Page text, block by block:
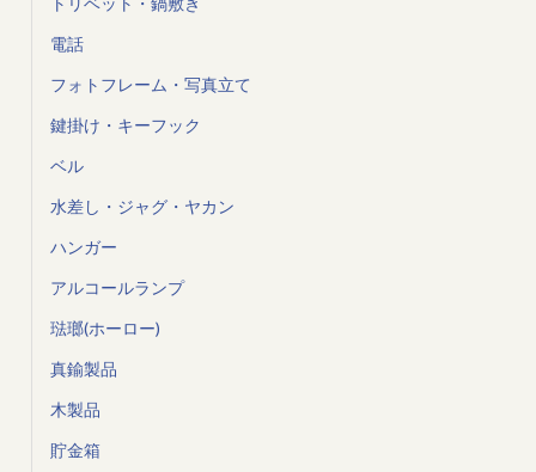
電話
フォトフレーム・写真立て
鍵掛け・キーフック
ベル
水差し・ジャグ・ヤカン
ハンガー
アルコールランプ
琺瑯(ホーロー)
真鍮製品
木製品
貯金箱